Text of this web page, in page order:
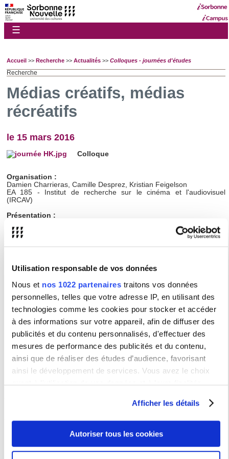
Utilisation responsable de vos données
Nous et nos 1022 partenaires traitons vos données
personnelles, telles que votre adresse IP, en utilisant des
technologies comme les cookies pour stocker et accéder
à des informations sur votre appareil, afin de diffuser des
publicités et du contenu personnalisés, d'effectuer des
mesures de performance des publicités et du contenu,
ainsi que de réaliser des études d’audience, favorisant
ainsi le développement de services. Vous avez le choix
quant à l'utilisation de vos données et à leurs finalités.
moment en consultant la Déclaration relative aux cookies
ou en cliquant sur l'icône de confidentialité.
Si vous le permettez, nous aimerions également :
Afficher les détails
Autoriser tous les cookies
☰
Accueil >> Recherche >> Actualités >> Colloques - journées d'études
Recherche
Médias créatifs, médias
récréatifs
le 15 mars 2016
Colloque
Organisation :
Damien Charrieras, Camille Desprez, Kristian Feigelson
EA 185 - Institut de recherche sur le cinéma et l'audiovisuel
(IRCAV)
Présentation :
: Asie de l'Est entre mondialisation et identités locales", ce colloque
réunira, en parallèle du marché professionnel du Film d'Art en Asie
à Hong Kong, chercheurs français et asiatiques sur les
Type : Colloque / Journée d'étude
School of Creative Media - City University of
Hong Kong
Renseignements
IRCAV - Institut de recherche sur le cinéma et l'audiovisuel - EA 185